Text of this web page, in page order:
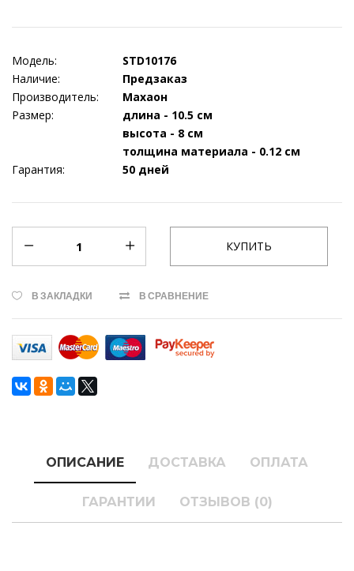
Модель:
STD10176
Наличие:
Предзаказ
Производитель:
Махаон
Размер:
длина - 10.5 см
высота - 8 см
толщина материала - 0.12 см
Гарантия:
50 дней
В ЗАКЛАДКИ В СРАВНЕНИЕ
ОПИСАНИЕ ДОСТАВКА ОПЛАТА
ГАРАНТИИ ОТЗЫВОВ (0)